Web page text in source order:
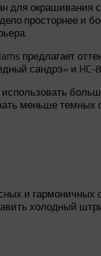
для окрашивания
просторнее и
предлагает
сандрэ» и
меньше темных
и гармоничных
холодный